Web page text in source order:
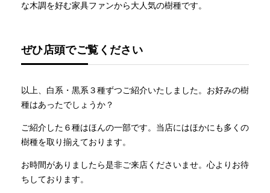
な木調を好む家具ファンから大人気の樹種です。
ぜひ店頭でご覧ください
以上、白系・黒系３種ずつご紹介いたしました。お好みの樹
種はあったでしょうか？
ご紹介した６種はほんの一部です。当店にはほかにも多くの
樹種を取り揃えております。
お時間がありましたら是非ご来店くださいませ。心よりお待
ちしております。